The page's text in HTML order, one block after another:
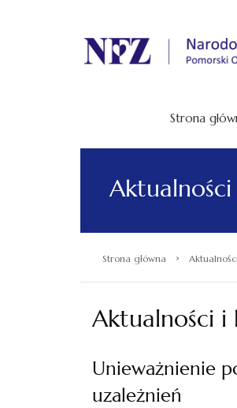
.
Strona
Strona główna ›
Aktualności
Unieważnienie
uzależnień